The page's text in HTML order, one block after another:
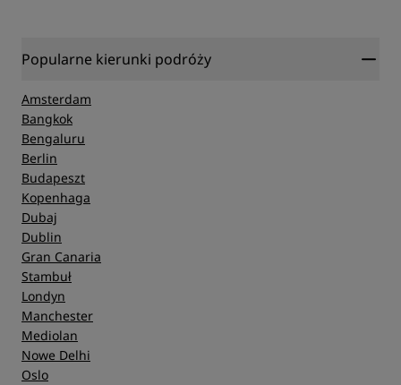
Popularne kierunki podróży
Amsterdam
Bangkok
Bengaluru
Berlin
Budapeszt
Kopenhaga
Dubaj
Dublin
Gran Canaria
Stambuł
Londyn
Manchester
Mediolan
Nowe Delhi
Oslo